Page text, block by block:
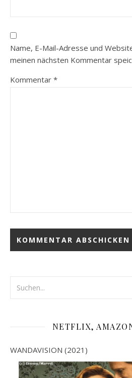
Name, E-Mail-Adresse und
meinen nächsten Kommentar
Kommentar *
NETFLIX,
WANDAVISION (2021)